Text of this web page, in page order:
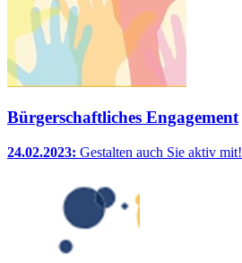
Bürgerschaftliches Engagement
24.02.2023: Gestalten auch Sie aktiv mit!